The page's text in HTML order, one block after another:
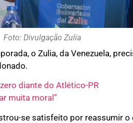
Foto: Divulgação Zulia
o Zulia, da Venezuela,
diante do Atlético-PR
muita moral”
se satisfeito por reassumir